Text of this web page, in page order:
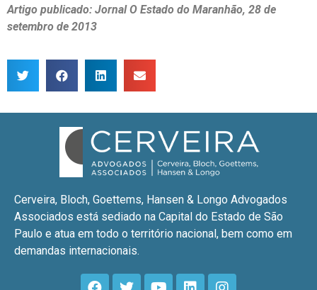
Artigo publicado: Jornal O Estado do Maranhão, 28 de
setembro de 2013
Cerveira, Bloch, Goettems, Hansen & Longo Advogados
Associados está sediado na Capital do Estado de São
Paulo e atua em todo o território nacional, bem como em
demandas internacionais.